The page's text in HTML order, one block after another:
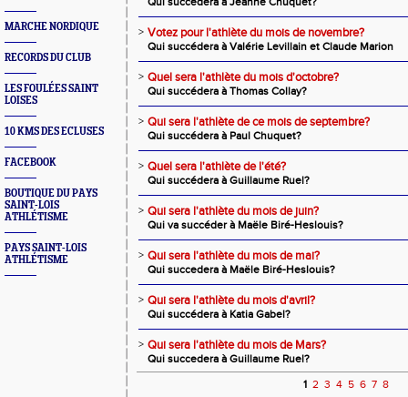
MARCHE NORDIQUE
RECORDS DU CLUB
LES FOULÉES SAINT
LOISES
10 KMS DES ECLUSES
FACEBOOK
BOUTIQUE DU PAYS
SAINT-LOIS
ATHLÉTISME
PAYS SAINT-LOIS
ATHLÉTISME
> Votez pour l'athlète du mois de novembre?
Qui succédera à Valérie Levillain et Claude Marion
> Quel sera l'athlète du mois d'octobre?
Qui succédera à Thomas Collay?
> Qui sera l'athlète de ce mois de septembre?
Qui succédera à Paul Chuquet?
> Quel sera l'athlète de l'été?
Qui succédera à Guillaume Ruel?
> Qui sera l'athlète du mois de juin?
Qui va succéder à Maële Biré-Heslouis?
> Qui sera l'athlète du mois de mai?
Qui succedera à Maële Biré-Heslouis?
> Qui sera l'athlète du mois d'avril?
Qui succédera à Katia Gabel?
> Qui sera l'athlète du mois de Mars?
Qui succedera à Guillaume Ruel?
1 2 3 4 5 6 7 8